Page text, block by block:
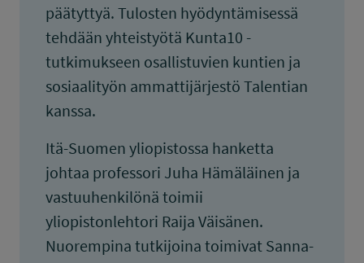
päätyttyä. Tulosten hyödyntämisessä
tehdään yhteistyötä Kunta10 -
tutkimukseen osallistuvien kuntien ja
sosiaalityön ammattijärjestö Talentian
kanssa.
Itä-Suomen yliopistossa hanketta
johtaa professori Juha Hämäläinen ja
vastuuhenkilönä toimii
yliopistonlehtori Raija Väisänen.
Nuorempina tutkijoina toimivat Sanna-